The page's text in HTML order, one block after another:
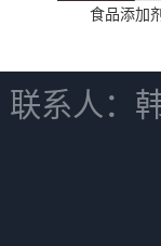
食品添加
联系人：